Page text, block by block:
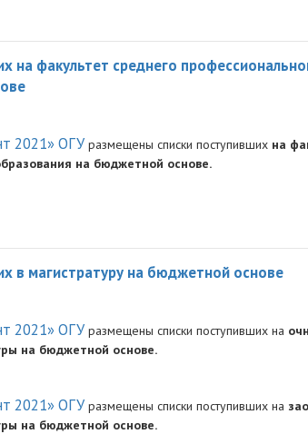
на факультет среднего
2021» ОГУразмещены списки поступивших на
на бюджетной основе.
в магистратуру на бюджетной основе
2021» ОГУразмещены списки поступивших на
на бюджетной основе.
2021» ОГУразмещены списки поступивших на
на бюджетной основе.